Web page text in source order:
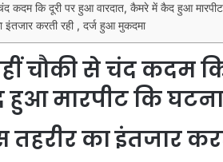
कदम कि दूरी पर हुआ वारदात, कैमरे में कैद हुआ
इंतजार करती रही , दर्ज हुआ मुकदमा
चौकी से चंद कदम
मारपीट कि घटना
तहरीर का इंतजार